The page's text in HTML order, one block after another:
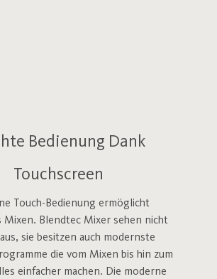
Bedienung Dank
Touchscreen
Touch-Bedienung ermöglicht
Mixen. Blendtec Mixer sehen nicht
sie besitzen auch modernste
die vom Mixen bis hin zum
einfacher machen. Die moderne